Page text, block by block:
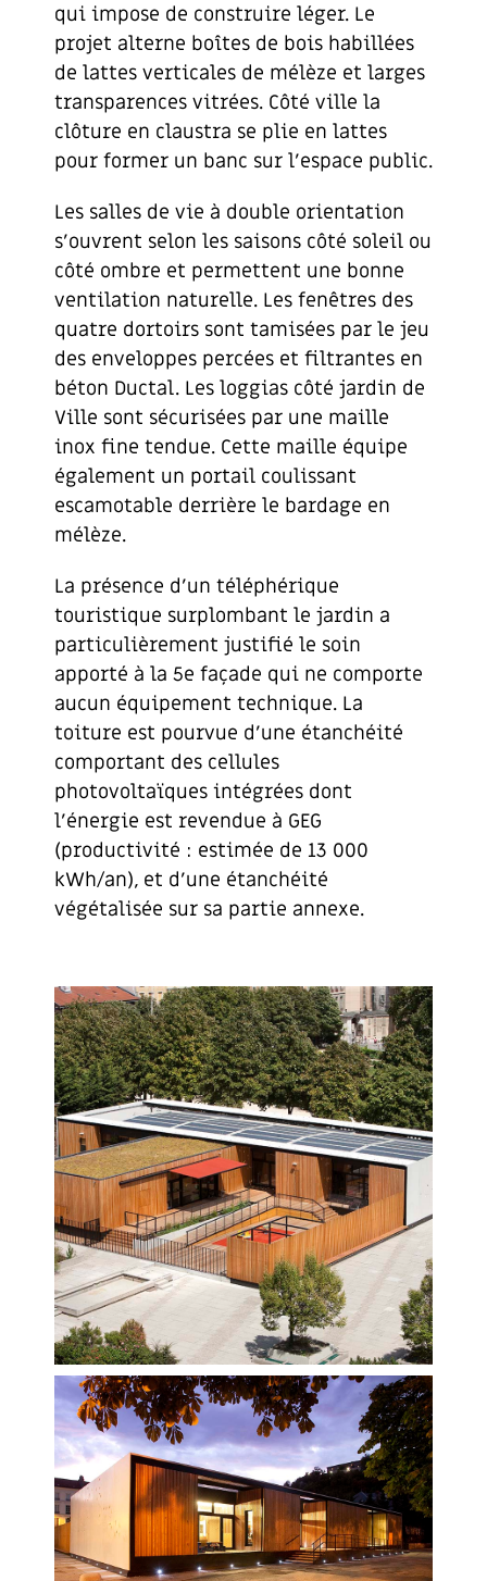
qui impose de construire léger. Le
projet alterne boîtes de bois habillées
de lattes verticales de mélèze et larges
transparences vitrées. Côté ville la
clôture en claustra se plie en lattes
pour former un banc sur l’espace public.
Les salles de vie à double orientation
s’ouvrent selon les saisons côté soleil ou
côté ombre et permettent une bonne
ventilation naturelle. Les fenêtres des
quatre dortoirs sont tamisées par le jeu
des enveloppes percées et filtrantes en
béton Ductal. Les loggias côté jardin de
Ville sont sécurisées par une maille
inox fine tendue. Cette maille équipe
également un portail coulissant
escamotable derrière le bardage en
mélèze.
La présence d’un téléphérique
touristique surplombant le jardin a
particulièrement justifié le soin
apporté à la 5e façade qui ne comporte
aucun équipement technique. La
toiture est pourvue d’une étanchéité
comportant des cellules
photovoltaïques intégrées dont
l’énergie est revendue à GEG
(productivité : estimée de 13 000
kWh/an), et d’une étanchéité
végétalisée sur sa partie annexe.